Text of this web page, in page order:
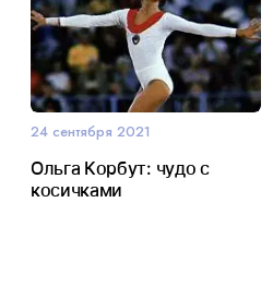
24 сентября 2021
Ольга Корбут: чудо с
косичками